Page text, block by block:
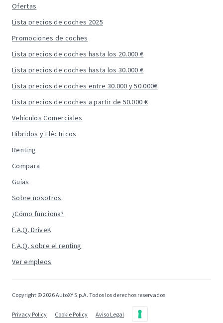
Ofertas
Lista precios de coches 2025
Promociones de coches
Lista precios de coches hasta los 20.000 €
Lista precios de coches hasta los 30.000 €
Lista precios de coches entre 30.000 y 50.000€
Lista precios de coches a partir de 50.000 €
Vehículos Comerciales
Híbridos y Eléctricos
Renting
Compara
Guías
Sobre nosotros
¿Cómo funciona?
F.A.Q. DriveK
F.A.Q. sobre el renting
Ver empleos
Copyright © 2026 AutoXY S.p.A. Todos los derechos reservados.
Privacy Policy Cookie Policy Aviso Legal